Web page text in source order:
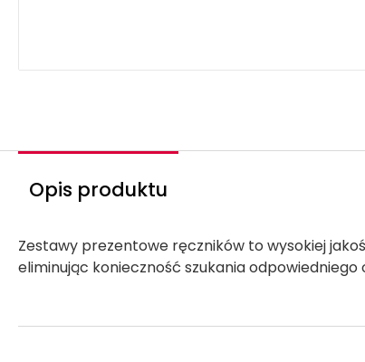
Opis produktu
Zestawy prezentowe ręczników to wysokiej
eliminując konieczność szukania odpowiedniego